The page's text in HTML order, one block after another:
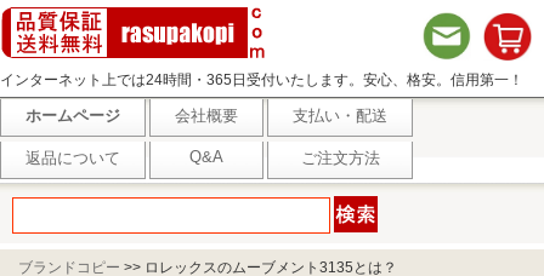
インターネット上では24時間・365日受付いたします。安心、格安。信用第一！
ホームページ 会社概要 支払い・配送
返品について Q&A ご注文方法
ブランドコピー >> ロレックスのムーブメント3135とは？